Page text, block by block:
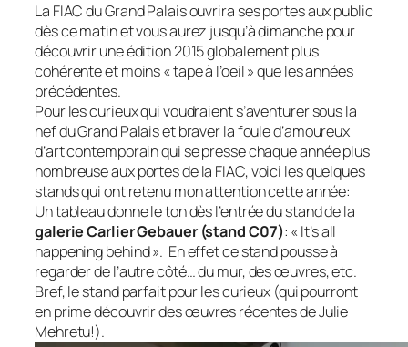
La FIAC du Grand Palais ouvrira ses portes aux public
dès ce matin et vous aurez jusqu’à dimanche pour
découvrir une édition 2015 globalement plus
cohérente et moins « tape à l’oeil » que les années
précédentes.
Pour les curieux qui voudraient s’aventurer sous la
nef du Grand Palais et braver la foule d’amoureux
d’art contemporain qui se presse chaque année plus
nombreuse aux portes de la FIAC, voici les quelques
stands qui ont retenu mon attention cette année:
Un tableau donne le ton dès l’entrée du stand de la
galerie Carlier Gebauer (stand C07): « It’s all
happening behind ». En effet ce stand pousse à
regarder de l’autre côté… du mur, des œuvres, etc.
Bref, le stand parfait pour les curieux (qui pourront
en prime découvrir des œuvres récentes de Julie
Mehretu!).